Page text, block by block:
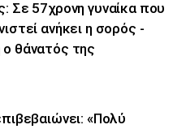
Σε 57χρονη γυναίκα που
ανήκει η σορός -
θάνατός της
«Πολύ